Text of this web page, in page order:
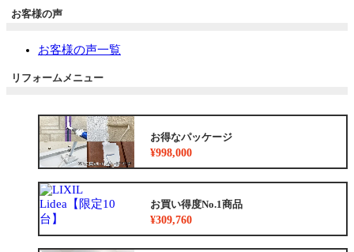
お客様の声
お客様の声一覧
リフォームメニュー
お得なパッケージ
¥998,000
お買い得度No.1商品
¥309,760